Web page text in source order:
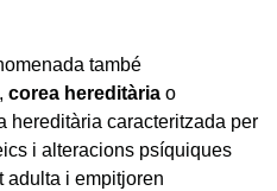
també
, corea hereditària o
hereditària caracteritzada per
i alteracions psíquiques
adulta i empitjoren